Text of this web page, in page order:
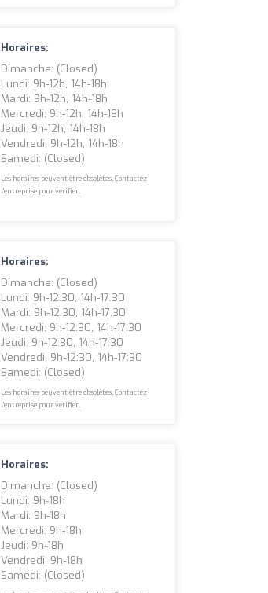
Horaires:
Dimanche: (closed)
Lundi: 9h-12h, 14h-18h
Mardi: 9h-12h, 14h-18h
Mercredi: 9h-12h, 14h-18h
Jeudi: 9h-12h, 14h-18h
Vendredi: 9h-12h, 14h-18h
Samedi: (closed)
Les horaires peuvent être obsolètes. Contactez
l'entreprise pour vérifier.
Horaires:
Dimanche: (closed)
Lundi: 9h-12:30, 14h-17:30
Mardi: 9h-12:30, 14h-17:30
Mercredi: 9h-12:30, 14h-17:30
Jeudi: 9h-12:30, 14h-17:30
Vendredi: 9h-12:30, 14h-17:30
Samedi: (closed)
Les horaires peuvent être obsolètes. Contactez
l'entreprise pour vérifier.
Horaires:
Dimanche: (closed)
Lundi: 9h-18h
Mardi: 9h-18h
Mercredi: 9h-18h
Jeudi: 9h-18h
Vendredi: 9h-18h
Samedi: (closed)